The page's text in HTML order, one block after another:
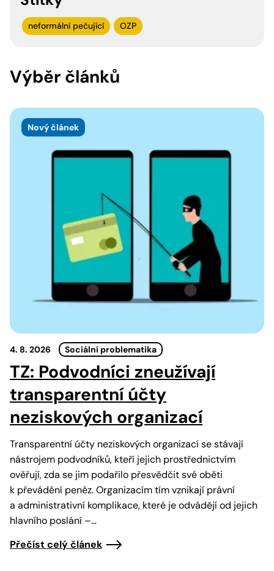
neformální pečující OZP
Výběr článků
Nový článek
4. 8. 2026 Sociální problematika
TZ: Podvodníci zneužívají
transparentní účty
neziskových organizací
Transparentní účty neziskových organizací se stávají
nástrojem podvodníků, kteří jejich prostřednictvím
ověřují, zda se jim podařilo přesvědčit své oběti
k převádění peněz. Organizacím tím vznikají právní
a administrativní komplikace, které je odvádějí od jejich
hlavního poslání –…
Přečíst celý článek